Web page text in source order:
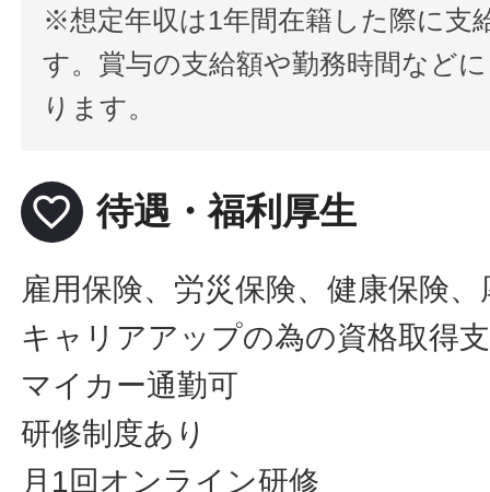
※想定年収は1年間在籍した際に支
す。賞与の支給額や勤務時間など
ります。
favorite_border 待遇・福利厚生
雇用保険、労災保険、健康保険
キャリアアップの為の資格取得
マイカー通勤可
研修制度あり
月1回オンライン研修